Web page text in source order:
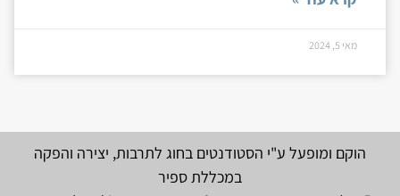
מאי 5, 2024
הוקם ומופעל ע"י הסטודנטים בחוג לתרבות, יצירה והפקה
במכללת ספיר